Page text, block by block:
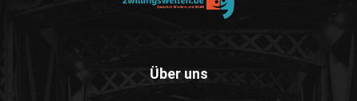
Über uns